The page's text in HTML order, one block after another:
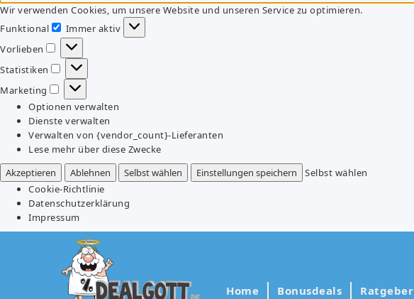
Wir verwenden Cookies, um unsere Website und unseren Service zu optimieren.
Funktional
Funktional
Immer aktiv
Vorlieben
Vorlieben
Statistiken
Statistiken
Marketing
Marketing
Optionen verwalten
Dienste verwalten
Verwalten von {vendor_count}-Lieferanten
Lese mehr über diese Zwecke
Akzeptieren
Ablehnen Selbst wählen Einstellungen speichern
Selbst wählen
Cookie-Richtlinie
Datenschutzerklärung
Impressum
Home Bonusdeals Ratgeber